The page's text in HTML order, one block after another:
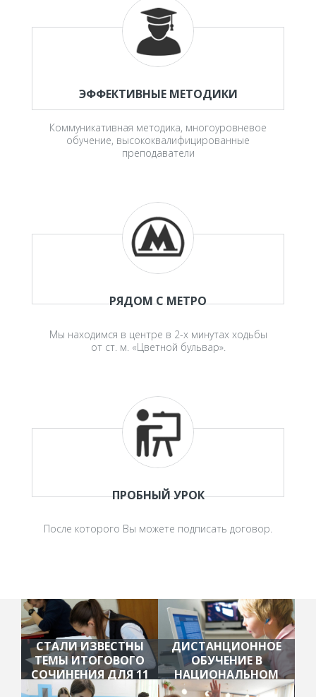
ЭФФЕКТИВНЫЕ МЕТОДИКИ
Коммуникативная методика, многоуровневое
обучение, высококвалифицированные
преподаватели
РЯДОМ С МЕТРО
Мы находимся в центре в 2-х минутах ходьбы
от ст. м. «Цветной бульвар».
ПРОБНЫЙ УРОК
После которого Вы можете подписать договор.
СТАЛИ ИЗВЕСТНЫ
ТЕМЫ ИТОГОВОГО
СОЧИНЕНИЯ ДЛЯ 11
КЛАССОВ
ДИСТАНЦИОННОЕ
ОБУЧЕНИЕ В
НАЦИОНАЛЬНОМ
ЦЕНТРЕ ОБРАЗОВАНИЯ